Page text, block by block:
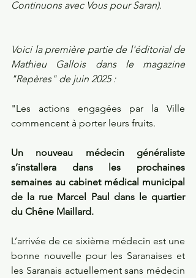
Continuons avec Vous pour Saran).
Voici la première partie de l'éditorial de
Mathieu Gallois dans le magazine
"Repères" de juin 2025 :
"Les actions engagées par la Ville
commencent à porter leurs fruits.
Un nouveau médecin généraliste
s’installera dans les prochaines
semaines au cabinet médical municipal
de la rue Marcel Paul dans le quartier
du Chêne Maillard.
L’arrivée de ce sixième médecin est une
bonne nouvelle pour les Saranaises et
les Saranais actuellement sans médecin